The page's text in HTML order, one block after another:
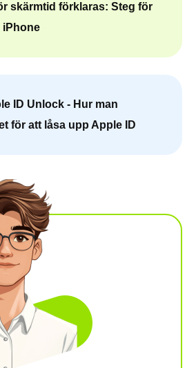
skärmtid förklaras: Steg för
iPhone
ID Unlock - Hur man
för att låsa upp Apple ID